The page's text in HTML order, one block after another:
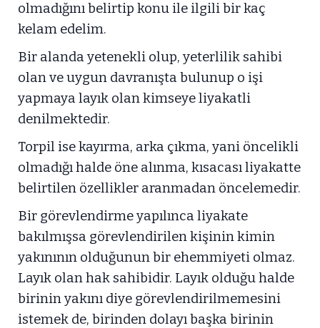
olmadığını belirtip konu ile ilgili bir kaç
kelam edelim.
Bir alanda yetenekli olup, yeterlilik sahibi
olan ve uygun davranışta bulunup o işi
yapmaya layık olan kimseye liyakatli
denilmektedir.
Torpil ise kayırma, arka çıkma, yani öncelikli
olmadığı halde öne alınma, kısacası liyakatte
belirtilen özellikler aranmadan öncelemedir.
Bir görevlendirme yapılınca liyakate
bakılmışsa görevlendirilen kişinin kimin
yakınının olduğunun bir ehemmiyeti olmaz.
Layık olan hak sahibidir. Layık olduğu halde
birinin yakını diye görevlendirilmemesini
istemek de, birinden dolayı başka birinin